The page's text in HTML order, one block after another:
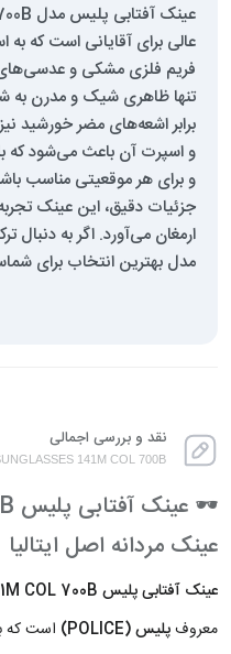
عالی برای آقایانی است که
تنها ظاهری شیک و مدرن به
برابر اشعه‌های مضر خورشید
و اسپرت آن باعث می‌شود که
و برای هر موقعیتی مناسب
جزئیات دقیق، این عینک
ارمغان می‌آورد. اگر به دنبال
مدل بهترین انتخاب برای
نقد و بررسی اجمالی
141M COL 700B
عینک مردانه اصل ایتالیا
عینک آفتابی پلیس POLICE 141M COL 700B
معروفپلیس (POLICE)
است که